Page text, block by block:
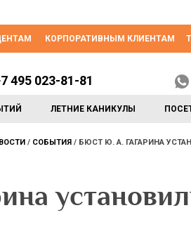
КОРПОРАТИВНЫМ КЛИЕНТАМ
ЛЕТНИЕ КАНИКУЛЫ
495 023-81-81
СОБЫТИЯ БЮСТ Ю. А. ГАГАРИНА